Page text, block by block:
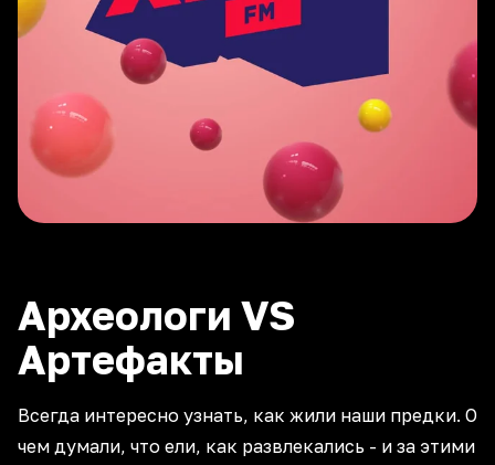
Археологи VS
Артефакты
Всегда интересно узнать, как жили наши предки. О
чем думали, что ели, как развлекались - и за этими